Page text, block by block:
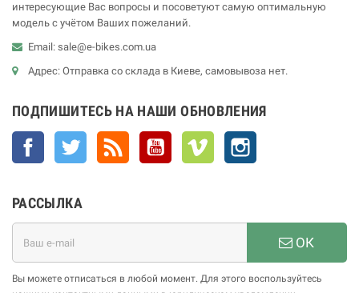
интересующие Вас вопросы и посоветуют самую оптимальную
модель с учётом Ваших пожеланий.
Email: sale@e-bikes.com.ua
Адрес: Отправка со склада в Киеве, самовывоза нет.
ПОДПИШИТЕСЬ НА НАШИ ОБНОВЛЕНИЯ
Facebook Twitter YouTube Vimeo
РАССЫЛКА
ОК
Вы можете отписаться в любой момент. Для этого воспользуйтесь